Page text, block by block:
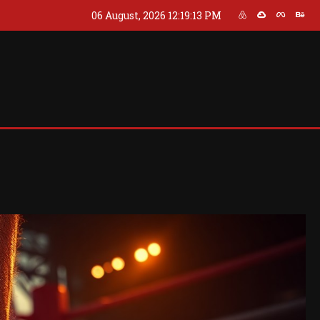
06 August, 2026 12:19:13 PM